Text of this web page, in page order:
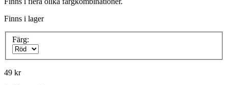
Finns i lager
Färg:
49 kr